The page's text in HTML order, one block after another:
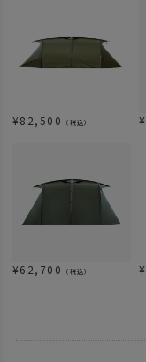
¥82,500 （税込） ¥
¥62,700 （税込） ¥